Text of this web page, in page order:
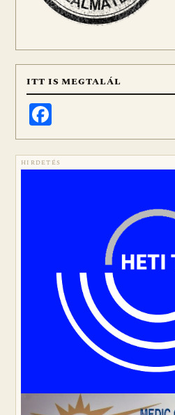
ITT IS MEGTALÁL
HIRDETÉS